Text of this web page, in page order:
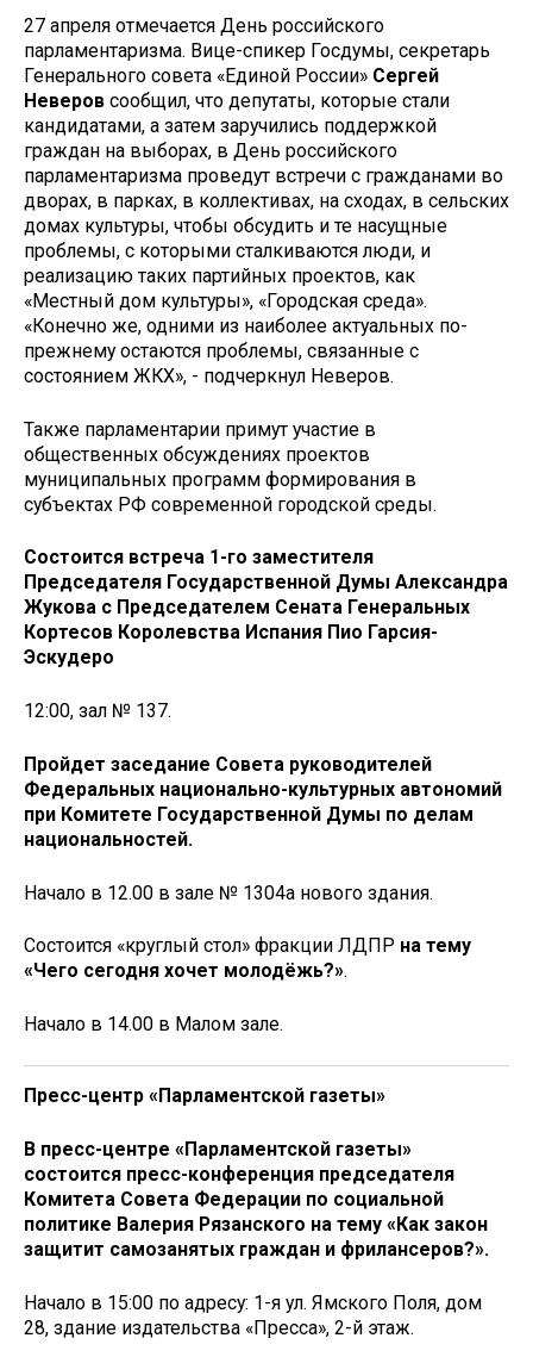
27 апреля отмечается День российского
парламентаризма. Вице-спикер Госдумы, секретарь
Генерального совета «Единой России» Сергей
Неверов сообщил, что депутаты, которые стали
кандидатами, а затем заручились поддержкой
граждан на выборах, в День российского
парламентаризма проведут встречи с гражданами во
дворах, в парках, в коллективах, на сходах, в сельских
домах культуры, чтобы обсудить и те насущные
проблемы, с которыми сталкиваются люди, и
реализацию таких партийных проектов, как
«Местный дом культуры», «Городская среда».
«Конечно же, одними из наиболее актуальных по-
прежнему остаются проблемы, связанные с
состоянием ЖКХ», - подчеркнул Неверов.
Также парламентарии примут участие в
общественных обсуждениях проектов
муниципальных программ формирования в
субъектах РФ современной городской среды.
Состоится встреча 1-го заместителя
Председателя Государственной Думы Александра
Жукова с Председателем Сената Генеральных
Кортесов Королевства Испания Пио Гарсия-
Эскудеро
12:00, зал № 137.
Пройдет заседание Совета руководителей
Федеральных национально-культурных автономий
при Комитете Государственной Думы по делам
национальностей.
Начало в 12.00 в зале № 1304а нового здания.
Состоится «круглый стол» фракции ЛДПР на тему
«Чего сегодня хочет молодёжь?».
Начало в 14.00 в Малом зале.
Пресс-центр «Парламентской газеты»
В пресс-центре «Парламентской газеты»
состоится пресс-конференция председателя
Комитета Совета Федерации по социальной
политике Валерия Рязанского на тему «Как закон
защитит самозанятых граждан и фрилансеров?».
Начало в 15:00 по адресу: 1-я ул. Ямского Поля, дом
28, здание издательства «Пресса», 2-й этаж.